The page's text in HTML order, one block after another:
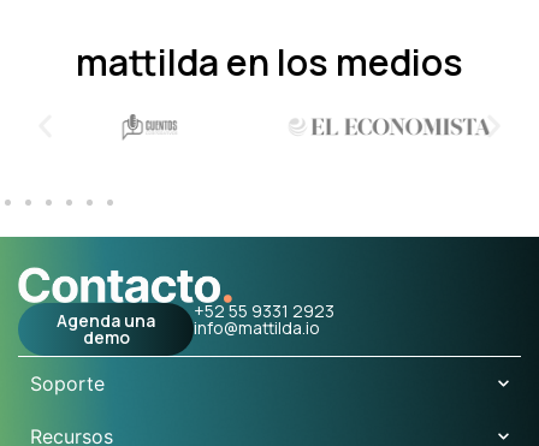
mattilda en los medios
Agenda una
demo
+52 55 9331 2923
info@mattilda.io
Soporte
Recursos